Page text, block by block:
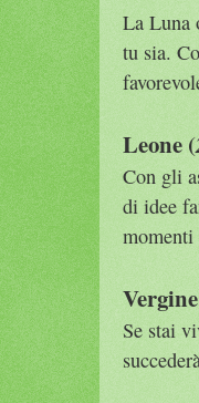
La Luna
tu sia.
Leone (
Con gli
di idee
momenti
Se stai